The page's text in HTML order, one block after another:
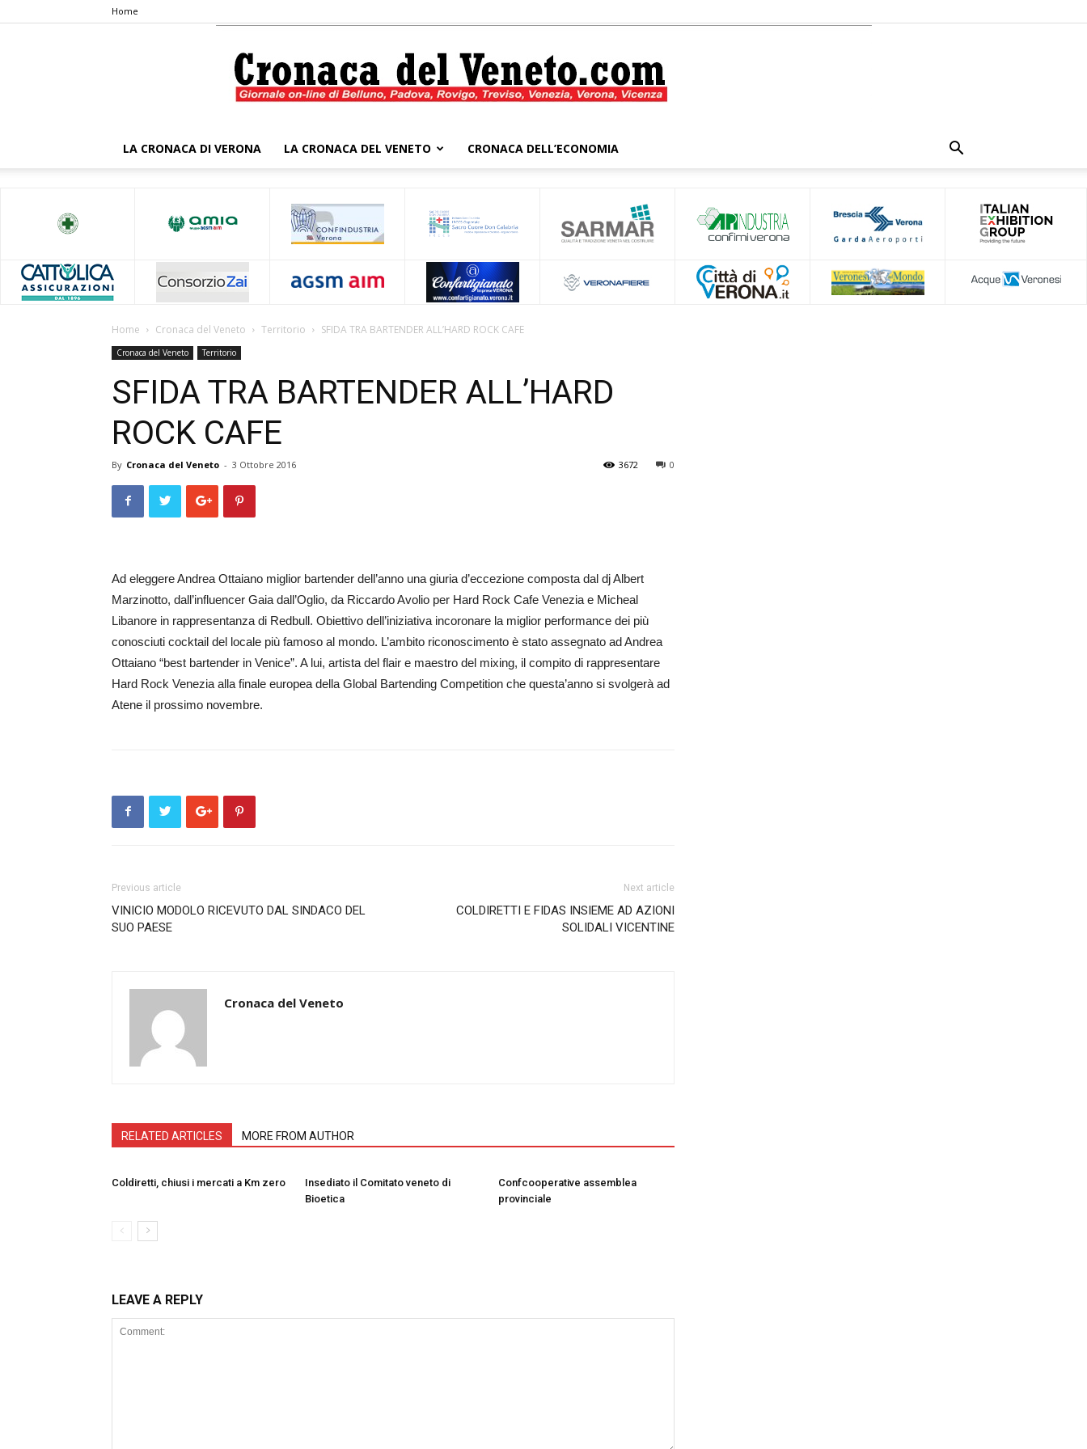
Home
Veneto
LA CRONACA DI VERONA LA CRONACA DEL VENETO CRONACA DELL’ECONOMIA
Home Cronaca del Veneto Territorio SFIDA TRA BARTENDER ALL’HARD ROCK CAFE
Cronaca del Veneto Territorio
SFIDA TRA BARTENDER ALL’HARD
ROCK CAFE
By Cronaca del Veneto - 3 Ottobre 2016 0
3672
Ad eleggere Andrea Ottaiano miglior bartender dell’anno una giuria d’eccezione composta dal dj Albert
Marzinotto, dall’influencer Gaia dall’Oglio, da Riccardo Avolio per Hard Rock Cafe Venezia e Micheal
Libanore in rappresentanza di Redbull. Obiettivo dell’iniziativa incoronare la miglior performance dei più
conosciuti cocktail del locale più famoso al mondo. L’ambito riconoscimento è stato assegnato ad Andrea
Ottaiano “best bartender in Venice”. A lui, artista del flair e maestro del mixing, il compito di rappresentare
Hard Rock Venezia alla finale europea della Global Bartending Competition che questa’anno si svolgerà ad
Atene il prossimo novembre.
Previous article
VINICIO MODOLO RICEVUTO DAL SINDACO DEL
SUO PAESE
Next article
COLDIRETTI E FIDAS INSIEME AD AZIONI
SOLIDALI VICENTINE
Cronaca del Veneto
RELATED ARTICLES MORE FROM AUTHOR
Coldiretti, chiusi i mercati a Km zero
Insediato il Comitato veneto di
Bioetica
Confcooperative assemblea
provinciale
LEAVE A REPLY